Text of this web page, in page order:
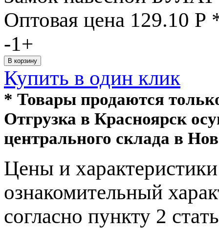
Оптовая цена 129.10 Р
-1+
Купить в один клик
* Товары продаются
Отгрузка в Красноярск
центрального склада в
Цeны и
ознакомительный
согласно пункту 2